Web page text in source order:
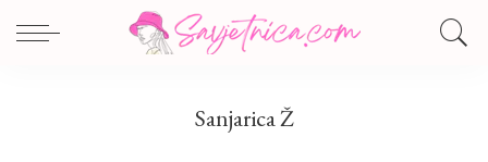
Sanjarica Ž